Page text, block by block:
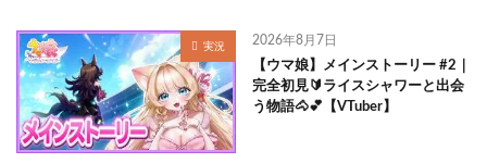
実況 2026年8月7日
【ウマ娘】メインストーリー #2｜
完全初見🔰ライスシャワーと出会
う物語🐴💕【VTuber】